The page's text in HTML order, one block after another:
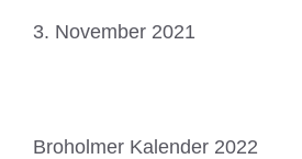
3. November 2021
Broholmer Kalender 2022